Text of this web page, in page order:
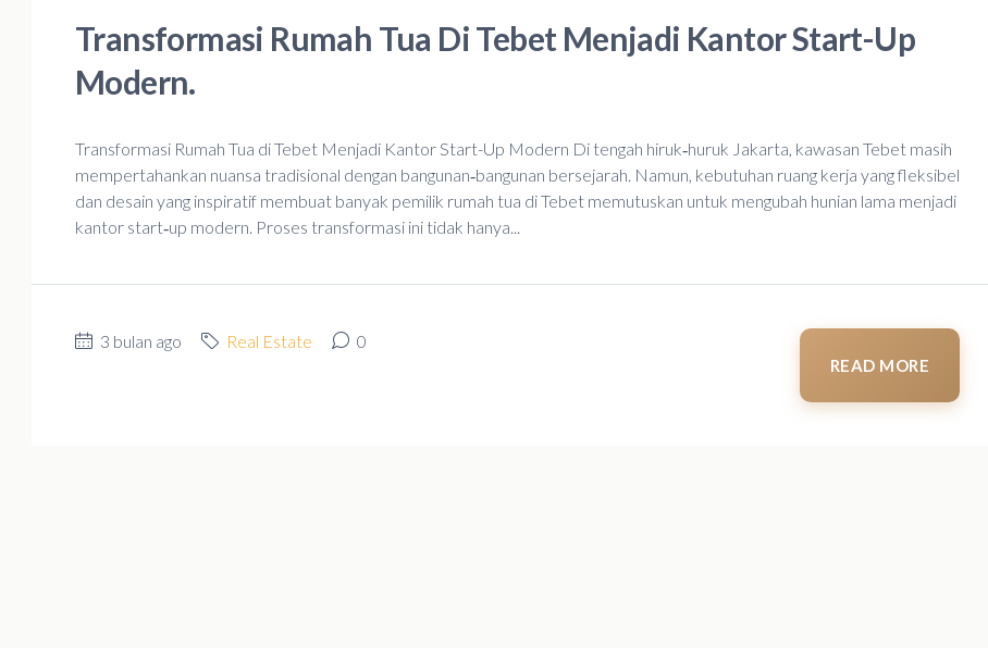
Transformasi Rumah Tua Di Tebet Menjadi Kantor Start-Up
Modern.
Transformasi Rumah Tua di Tebet Menjadi Kantor Start-Up Modern Di tengah hiruk‑huruk Jakarta, kawasan Tebet masih
mempertahankan nuansa tradisional dengan bangunan‑bangunan bersejarah. Namun, kebutuhan ruang kerja yang fleksibel
dan desain yang inspiratif membuat banyak pemilik rumah tua di Tebet memutuskan untuk mengubah hunian lama menjadi
kantor start‑up modern. Proses transformasi ini tidak hanya...
3 bulan ago Real Estate 0
READ MORE